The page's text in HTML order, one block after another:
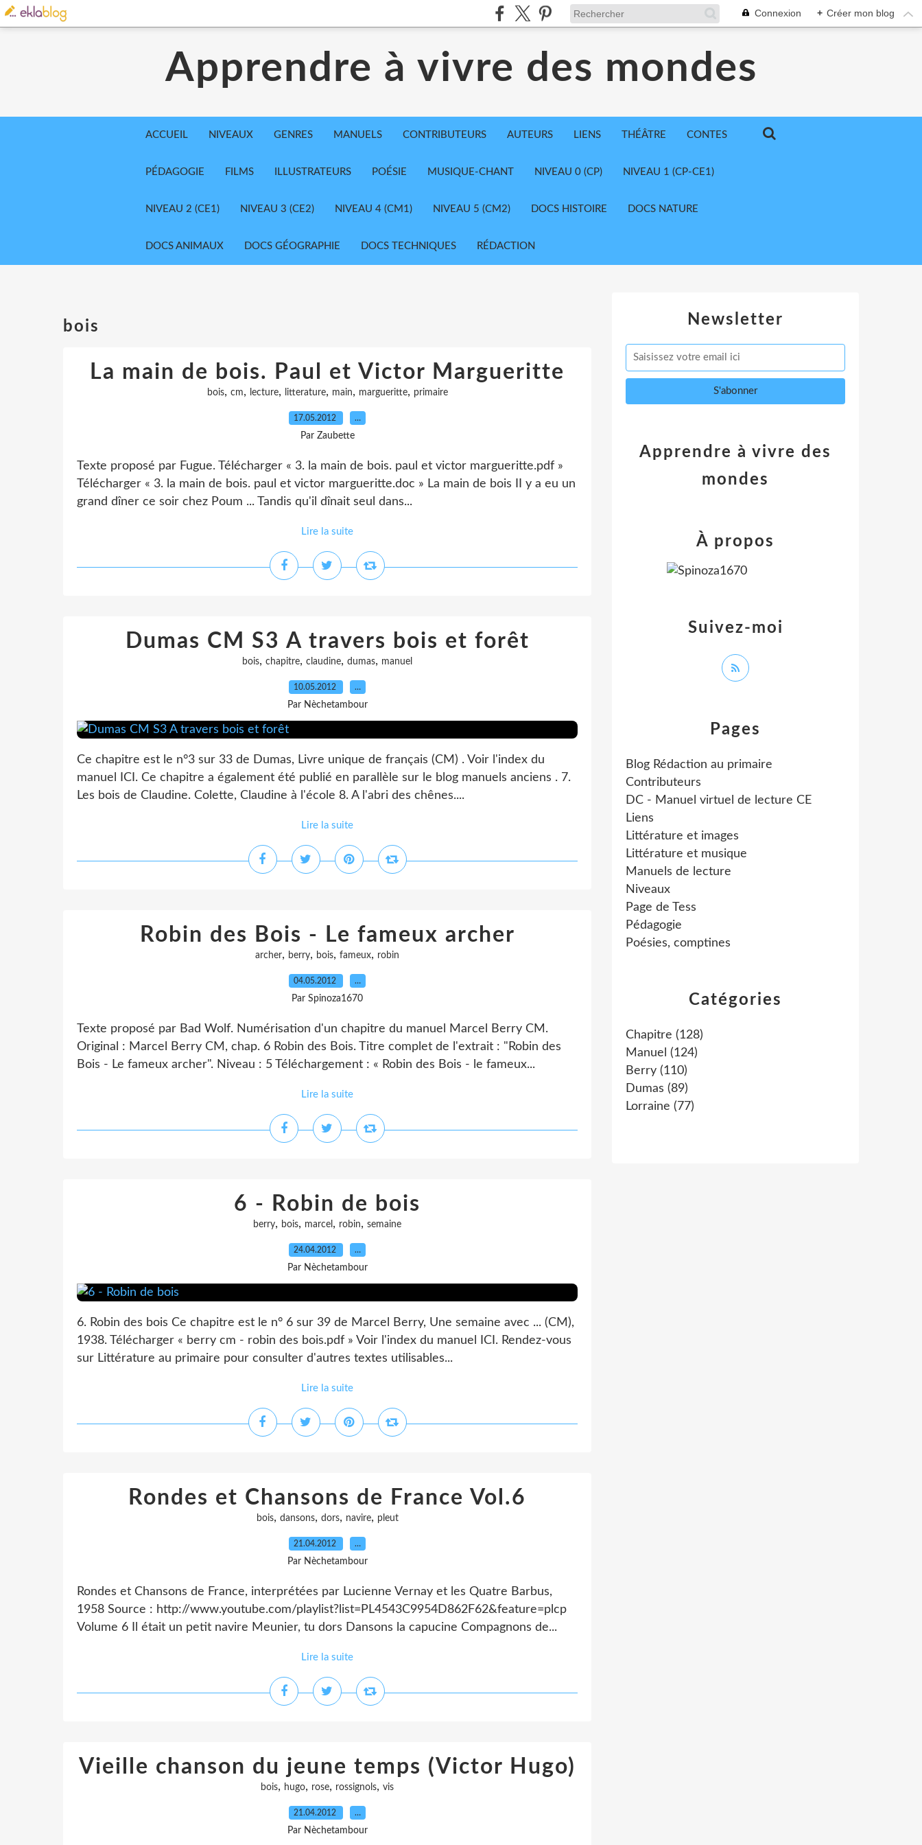
Connexion + Créer mon blog
Apprendre à vivre des mondes
ACCUEIL NIVEAUX GENRES MANUELS CONTRIBUTEURS AUTEURS LIENS THÉÂTRE CONTES
PÉDAGOGIE FILMS ILLUSTRATEURS POÉSIE MUSIQUE-CHANT NIVEAU 0 (CP) NIVEAU 1 (CP-CE1)
NIVEAU 2 (CE1) NIVEAU 3 (CE2) NIVEAU 4 (CM1) NIVEAU 5 (CM2) DOCS HISTOIRE DOCS NATURE
DOCS ANIMAUX DOCS GÉOGRAPHIE DOCS TECHNIQUES RÉDACTION
bois
La main de bois. Paul et Victor Margueritte
bois, cm, lecture, litterature, main, margueritte, primaire
17.05.2012 …
Par Zaubette
Texte proposé par Fugue. Télécharger « 3. la main de bois. paul et victor margueritte.pdf »
Télécharger « 3. la main de bois. paul et victor margueritte.doc » La main de bois II y a eu un
grand dîner ce soir chez Poum ... Tandis qu'il dînait seul dans...
Lire la suite
Dumas CM S3 A travers bois et forêt
bois, chapitre, claudine, dumas, manuel
10.05.2012 …
Par Nèchetambour
Ce chapitre est le n°3 sur 33 de Dumas, Livre unique de français (CM) . Voir l'index du
manuel ICI. Ce chapitre a également été publié en parallèle sur le blog manuels anciens . 7.
Les bois de Claudine. Colette, Claudine à l'école 8. A l'abri des chênes....
Lire la suite
Robin des Bois - Le fameux archer
archer, berry, bois, fameux, robin
04.05.2012 …
Par Spinoza1670
Texte proposé par Bad Wolf. Numérisation d'un chapitre du manuel Marcel Berry CM.
Original : Marcel Berry CM, chap. 6 Robin des Bois. Titre complet de l'extrait : "Robin des
Bois - Le fameux archer". Niveau : 5 Téléchargement : « Robin des Bois - le fameux...
Lire la suite
6 - Robin de bois
berry, bois, marcel , robin, semaine
24.04.2012 …
Par Nèchetambour
6. Robin des bois Ce chapitre est le n° 6 sur 39 de Marcel Berry, Une semaine avec ... (CM),
1938. Télécharger « berry cm - robin des bois.pdf » Voir l'index du manuel ICI. Rendez-vous
sur Littérature au primaire pour consulter d'autres textes utilisables...
Lire la suite
Rondes et Chansons de France Vol.6
bois, dansons, dors, navire, pleut
21.04.2012 …
Par Nèchetambour
Rondes et Chansons de France, interprétées par Lucienne Vernay et les Quatre Barbus,
1958 Source : http://www.youtube.com/playlist?list=PL4543C9954D862F62&feature=plcp
Volume 6 Il était un petit navire Meunier, tu dors Dansons la capucine Compagnons de...
Lire la suite
Vieille chanson du jeune temps (Victor Hugo)
bois, hugo, rose, rossignols, vis
21.04.2012 …
Par Nèchetambour
Newsletter
Catégories
Chapitre (128)
Manuel (124)
Berry (110)
Dumas (89)
Lorraine (77)
Pages
Blog Rédaction au primaire
Contributeurs
DC - Manuel virtuel de lecture CE
Liens
Littérature et images
Littérature et musique
Manuels de lecture
Niveaux
Page de Tess
Pédagogie
Poésies, comptines
Apprendre à vivre des
mondes
Suivez-moi
À propos